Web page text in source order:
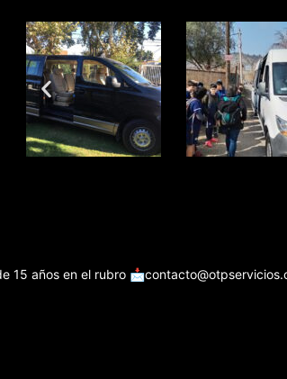
15 años en el rubro